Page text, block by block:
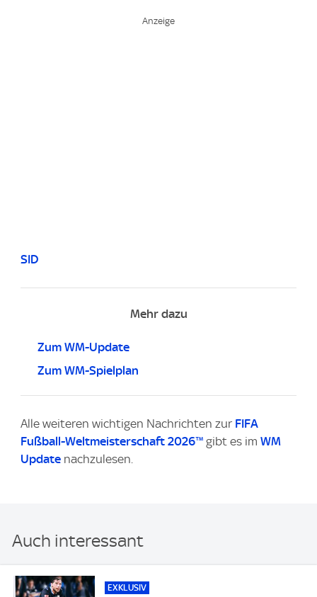
SID
Mehr dazu
Zum WM-Update
Zum WM-Spielplan
Alle weiteren wichtigen Nachrichten zur FIFA
Fußball-Weltmeisterschaft 2026™ gibt es im WM
Update nachzulesen.
Auch interessant
EXKLUSIV